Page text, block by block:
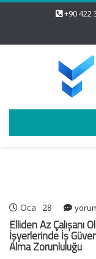
+90 422
Oca 28
Az
Olan
Elliden Az Çalışanı
İşyerlerinde İş
Alma Zorunluluğu